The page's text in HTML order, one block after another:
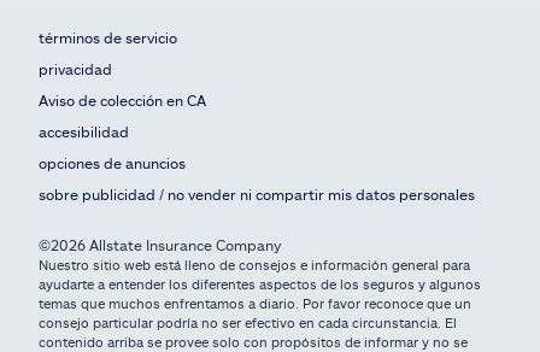
términos de servicio
privacidad
Aviso de colección en CA
accesibilidad
opciones de anuncios
sobre publicidad / no vender ni compartir mis datos personales
©2026 Allstate Insurance Company
Nuestro sitio web está lleno de consejos e información general para
ayudarte a entender los diferentes aspectos de los seguros y algunos
temas que muchos enfrentamos a diario. Por favor reconoce que un
consejo particular podría no ser efectivo en cada circunstancia. El
contenido arriba se provee solo con propósitos de informar y no se